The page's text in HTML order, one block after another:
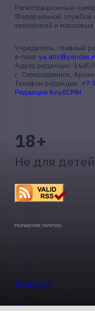
Регистрационный
Федеральной службой
технологий и
Учредитель, главный
e-mail:
Адрес редакции:
г. Северодвинск,
Телефон редакции: +7
Редакция КлубСМИ
18+
Не для детей
Галерея
Актуальные темы